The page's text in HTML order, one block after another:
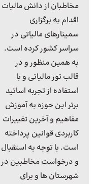
مخاطبان از دانش مالیات
اقدام به برگزاری
سمینارهای مالیاتی در
سراسر کشور کرده است.
به همین منظور و در
قالب تور مالیاتی و با
استفاده از تجربه اساتید
برتر این حوزه به آموزش
مفاهیم و آخرین تغییرات
کاربردی قوانین پرداخته
است. با توجه به استقبال
و درخواست مخاطبین در
شهرستان ها و برای